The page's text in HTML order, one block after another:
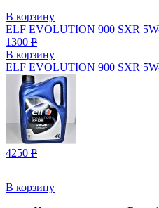
В корзину
ELF EVOLUTION 900 SXR
1300 Р
В корзину
ELF EVOLUTION 900 SXR
4250 Р
В корзину